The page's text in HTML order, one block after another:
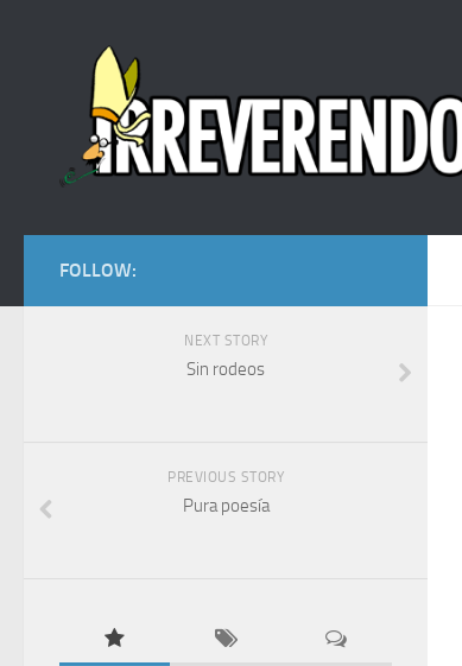
FOLLOW:
NEXT STORY
Sin rodeos
PREVIOUS STORY
Pura poesía